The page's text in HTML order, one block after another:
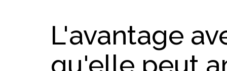
L'avantage
qu'elle peut